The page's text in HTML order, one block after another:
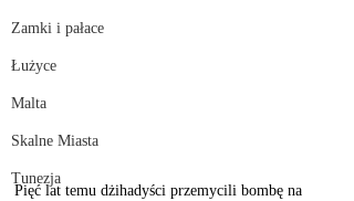
Zamki i pałace
Łużyce
Malta
Skalne Miasta
Tunezja
Pięć lat temu dżihadyści przemycili bombę na